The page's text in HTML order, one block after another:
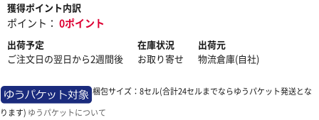
獲得ポイント内訳
ポイント： 0ポイント
出荷予定
ご注文日の翌日から2週間後
在庫状況
お取り寄せ
出荷元
物流倉庫(自社)
梱包サイズ：8セル(合計24セルまでならゆうパケット発送とな
ります) ゆうパケットについて